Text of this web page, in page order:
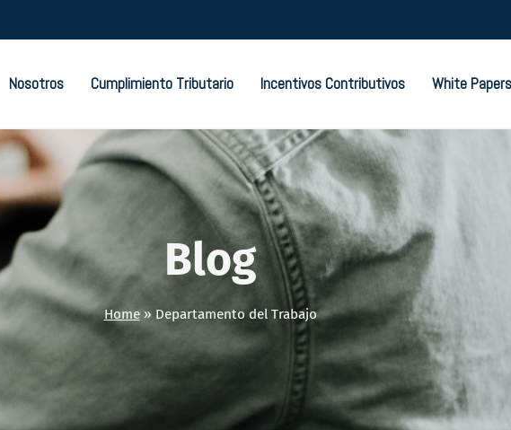
Nosotros Cumplimiento Tributario Incentivos Contributivos White Papers
Blog
Home» Departamento del Trabajo